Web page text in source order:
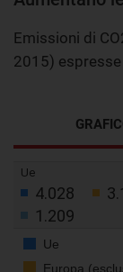
Emissioni di
2015)